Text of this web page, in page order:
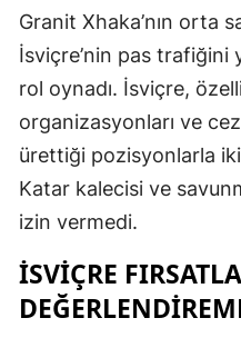
Granit Xhaka’nın orta
İsviçre’nin pas
rol oynadı. İsviçre,
organizasyonları ve
ürettiği pozisyonlarla
Katar kalecisi ve
izin vermedi.
İSVIÇRE